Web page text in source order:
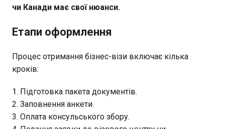
чи Канади має свої нюанси.
Етапи оформлення
Процес отримання бізнес-візи включає кілька
кроків:
Підготовка пакета документів.
Заповнення анкети.
Оплата консульського збору.